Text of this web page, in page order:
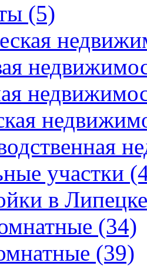
(5)
участки
в Липецке
(34)
(39)